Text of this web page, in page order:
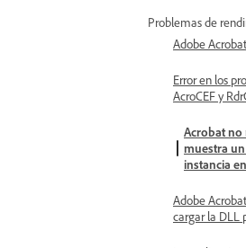
Problemas de
Adobe
Error en los
AcroCEF y
Acrobat no
muestra
instancia
Adobe
cargar la DLL